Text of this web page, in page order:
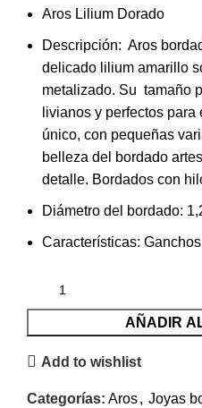
Aros Lilium Dorado
Descripción: Aros
delicado lilium amarillo
metalizado. Su tamaño
livianos y perfectos
único, con pequeñas
belleza del bordado
detalle. Bordados con
Diámetro del bordado:
Características:
AÑADIR
Add to wishlist
Categorías: Aros, Joyas